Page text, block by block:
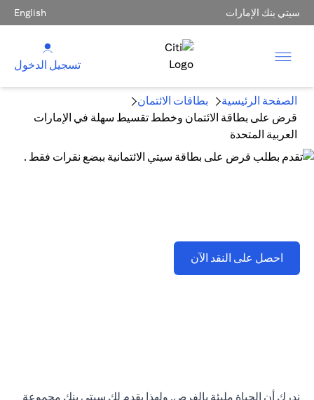
سيتي بنك الإمارات English
تسجيل الدخول
الصفحة الرئيسية
بطاقات الائتمان
قرض على بطاقة الائتمان وخطط تقسيط سهلة في الإمارات
العربية المتحدة
احصل على النقد الآن
ندرك أن الحياة مليئة بالفرص. ولهذا يقدم لك سيتي بنك مجموعة